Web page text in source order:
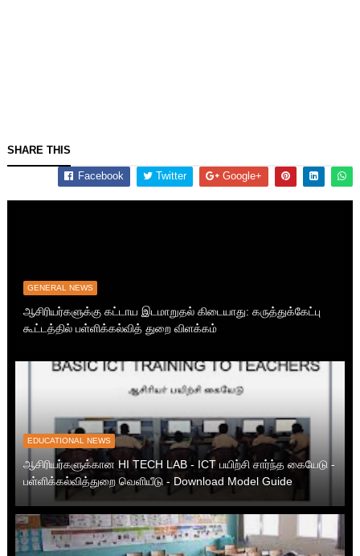
SHARE THIS
Facebook Twitter Google+
GENERAL NEWS
ஆசிரியர்களுக்கு கட்டாய இடமாறுதல் கிடையாது: கருத்துக்கேட்பு
கூட்டத்தில் பள்ளிக்கல்வித் துறை விளக்கம்
EDUCATIONAL NEWS
ஆசிரியர்களுக்கான HI TECH LAB - ICT பயிற்சி சார்ந்த கையேடு -
பள்ளிக்கல்வித்துறை வெளியீடு - Download Model Guide